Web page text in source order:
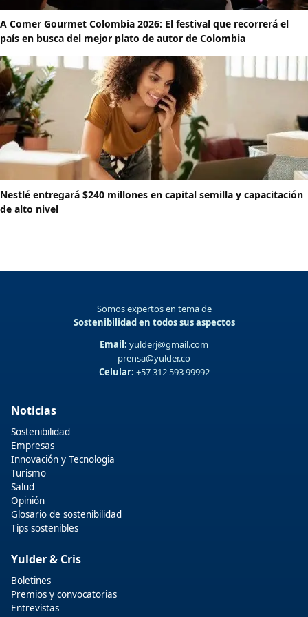
A Comer Gourmet Colombia 2026: El festival que recorrerá el
país en busca del mejor plato de autor de Colombia
Nestlé entregará $240 millones en capital semilla y capacitación
de alto nivel
Somos expertos en tema de
Sostenibilidad en todos sus aspectos
Email: yulderj@gmail.com
prensa@yulder.co
Celular: +57 312 593 99992
Noticias
Sostenibilidad
Empresas
Innovación y Tecnologia
Turismo
Salud
Opinión
Glosario de sostenibilidad
Tips sostenibles
Yulder & Cris
Boletines
Premios y convocatorias
Entrevistas